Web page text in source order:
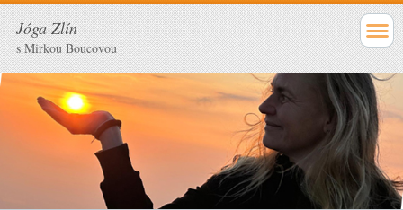
Jóga Zlín
s Mirkou Boucovou